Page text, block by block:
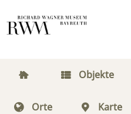
Objekte
Orte Karte